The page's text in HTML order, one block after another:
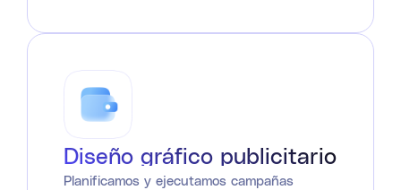
Diseño gráfico publicitario
Planificamos y ejecutamos campañas